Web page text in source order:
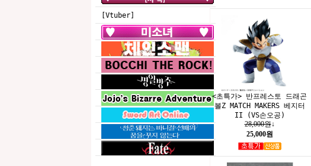
[Vtuber]
<초특가> 반프레스토 드래곤
볼Z MATCH MAKERS 베지터
II (VS손오공)
28,000원↓
25,000원